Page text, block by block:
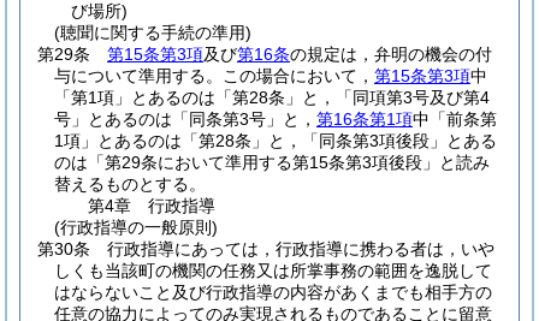
び場所)
(聴聞に関する手続の準用)
第29条
第15条第3項及び第16条の規定は，弁明の機会の付
与について準用する。
この場合において， 第15条第3項中
「第1項」とあるのは「第28条」と，「同項第3号及び第4
号」とあるのは「同条第3号」と， 第16条第1項中「前条第
1項」とあるのは「第28条」と，「同条第3項後段」とある
のは「第29条において準用する第15条第3項後段」と読み
替えるものとする。
第4章
行政指導
(行政指導の一般原則)
第30条
行政指導にあっては，行政指導に携わる者は，いや
しくも当該町の機関の任務又は所掌事務の範囲を逸脱して
はならないこと及び行政指導の内容があくまでも相手方の
任意の協力によってのみ実現されるものであることに留意